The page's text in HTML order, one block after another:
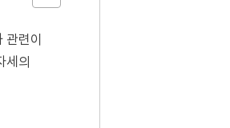
련이
세의